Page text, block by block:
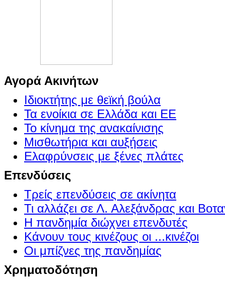
Αγορά Ακινήτων
Ιδιοκτήτης με θεϊκή βούλα
Τα ενοίκια σε Ελλάδα και ΕΕ
Το κίνημα της ανακαίνισης
Μισθωτήρια και αυξήσεις
Ελαφρύνσεις με ξένες πλάτες
Επενδύσεις
Τρείς επενδύσεις σε ακίνητα
Τι αλλάζει σε Λ. Αλεξάνδρας και
Η πανδημία διώχνει επενδυτές
Κάνουν τους κινέζους οι ...κινέζοι
Οι μπίζνες της πανδημίας
Χρηματοδότηση